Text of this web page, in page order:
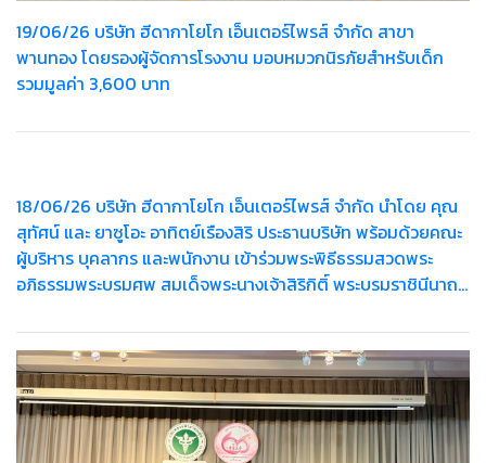
19/06/26 บริษัท ฮีดากาโยโก เอ็นเตอร์ไพรส์ จำกัด สาขา
พานทอง โดยรองผู้จัดการโรงงาน มอบหมวกนิรภัยสำหรับเด็ก
รวมมูลค่า 3,600 บาท
18/06/26 บริษัท ฮีดากาโยโก เอ็นเตอร์ไพรส์ จำกัด นำโดย คุณ
สุทัศน์ และ ยาซูโอะ อาทิตย์เรืองสิริ ประธานบริษัท พร้อมด้วยคณะ
ผู้บริหาร บุคลากร และพนักงาน เข้าร่วมพระพิธีธรรมสวดพระ
อภิธรรมพระบรมศพ สมเด็จพระนางเจ้าสิริกิติ์ พระบรมราชินีนาถ